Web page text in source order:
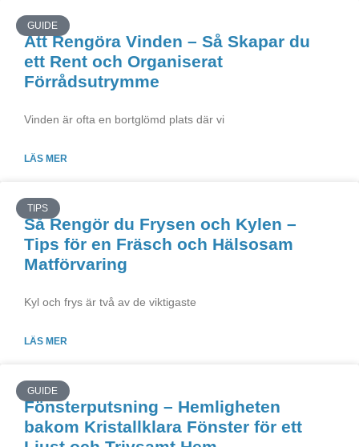
GUIDE
Att Rengöra Vinden – Så Skapar du
ett Rent och Organiserat
Förrådsutrymme
Vinden är ofta en bortglömd plats där vi
LÄS MER
TIPS
Så Rengör du Frysen och Kylen –
Tips för en Fräsch och Hälsosam
Matförvaring
Kyl och frys är två av de viktigaste
LÄS MER
GUIDE
Fönsterputsning – Hemligheten
bakom Kristallklara Fönster för ett